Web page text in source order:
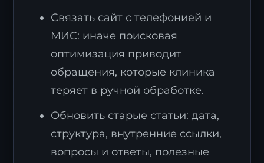
Связать сайт с телефонией и
МИС: иначе поисковая
оптимизация приводит
обращения, которые клиника
теряет в ручной обработке.
Обновить старые статьи: дата,
структура, внутренние ссылки,
вопросы и ответы, полезные